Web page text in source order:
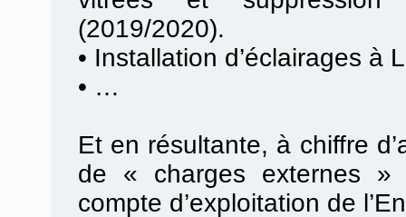
(2019/2020).
• Installation d’éclairages à
• …
Et en résultante, à chiffre
de « charges externes
compte d’exploitation de